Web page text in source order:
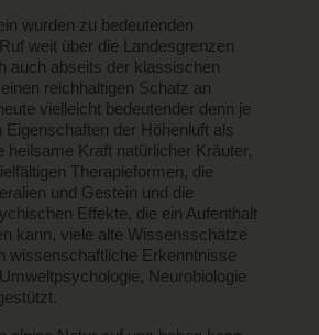
wurden zu bedeutenden
weit über die Landesgrenzen
auch abseits der klassischen
reichhaltigen Schatz an
vielleicht bedeutender denn je
Eigenschaften der Höhenluft als
heilsame Kraft natürlicher Kräuter,
Therapieformen, die
und Gestein und die
Effekte, die ein Aufenthalt
kann, viele alte Wissensschätze
wissenschaftliche Erkenntnisse
Neurobiologie